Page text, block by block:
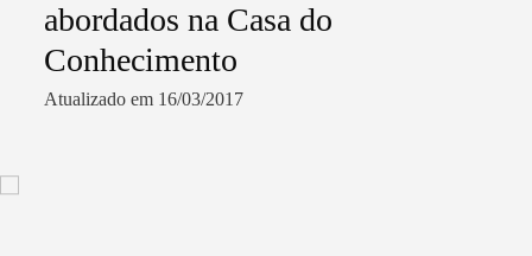
Categorias gerais
abordados na Casa do
Conhecimento
Atualizado em 16/03/2017